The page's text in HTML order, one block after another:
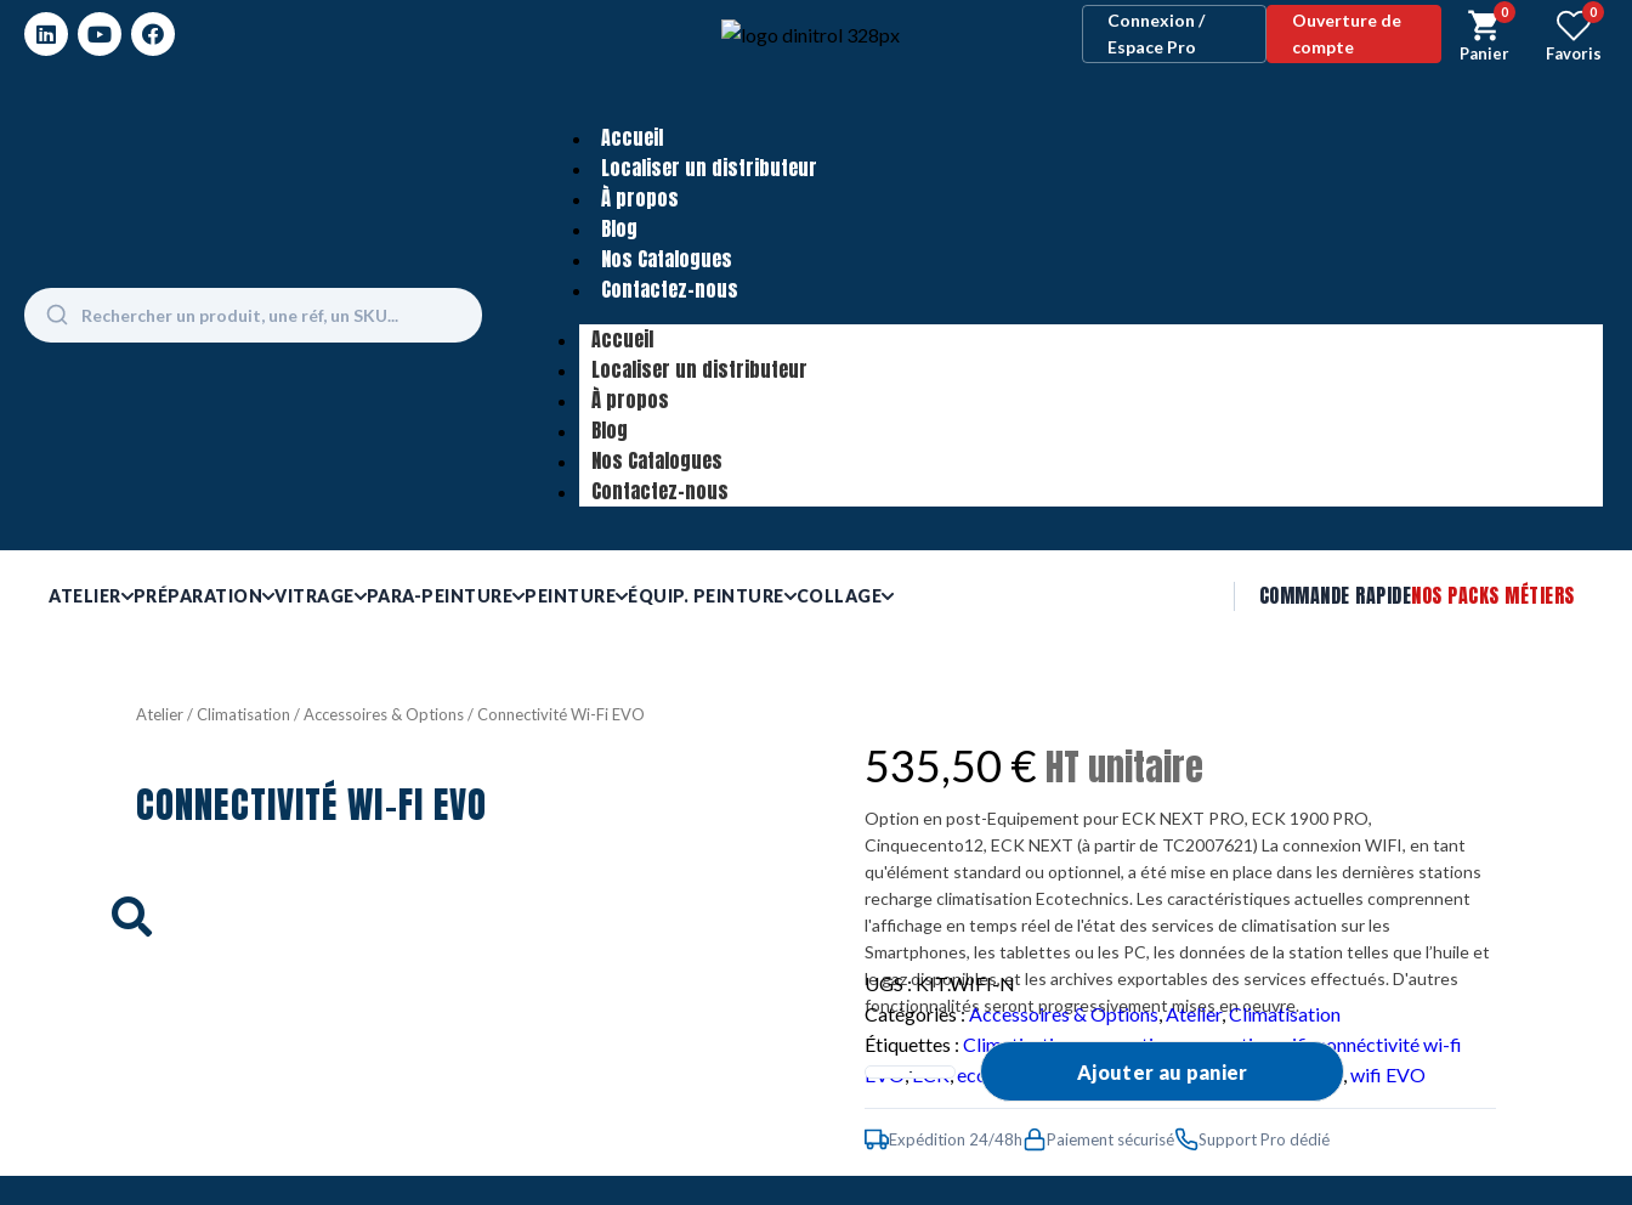
Connexion /
Espace Pro
Ouverture de
compte
0
Panier
0
Favoris
Accueil
Localiser un distributeur
À propos
Blog
Nos Catalogues
Contactez-nous
Accueil
Localiser un distributeur
À propos
Blog
Nos Catalogues
Contactez-nous
ATELIER PRÉPARATION VITRAGE PARA-PEINTURE PEINTURE ÉQUIP. PEINTURE COLLAGE COMMANDE RAPIDENOS PACKS MÉTIERS
Atelier/ Climatisation /Accessoires & Options/ Connectivité Wi-Fi EVO
CONNECTIVITÉ WI-FI EVO
535,50 € HT unitaire
Option en post-Equipement pour ECK NEXT PRO, ECK 1900 PRO,
Cinquecento12, ECK NEXT (à partir de TC2007621) La connexion WIFI, en tant
qu'élément standard ou optionnel, a été mise en place dans les dernières stations
recharge climatisation Ecotechnics. Les caractéristiques actuelles comprennent
l'affichage en temps réel de l'état des services de climatisation sur les
Smartphones, les tablettes ou les PC, les données de la station telles que l’huile et
le gaz disponibles, et les archives exportables des services effectués. D'autres
fonctionnalités seront progressivement mises en oeuvre.
UGS :KIT.WIFI-N
Catégories :Accessoires & Options,Atelier,Climatisation
Étiquettes :Climatisation,connection,connection wifi,connéctivité wi-fi
EVO,ECK,ecotechnics station de climatisation wifi,wifi EVO
Ajouter au panier
Expédition 24/48h Paiement sécurisé Support Pro dédié